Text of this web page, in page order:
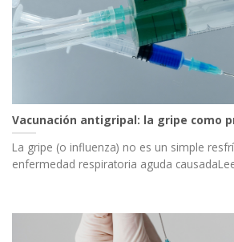
Vacunación antigripal: la gripe como
La gripe (o influenza) no es un simple
enfermedad respiratoria aguda